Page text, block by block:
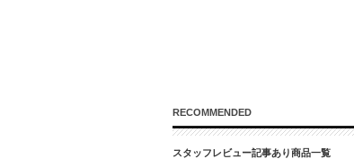
RECOMMENDED
スタッフレビュー記事あり商品一覧